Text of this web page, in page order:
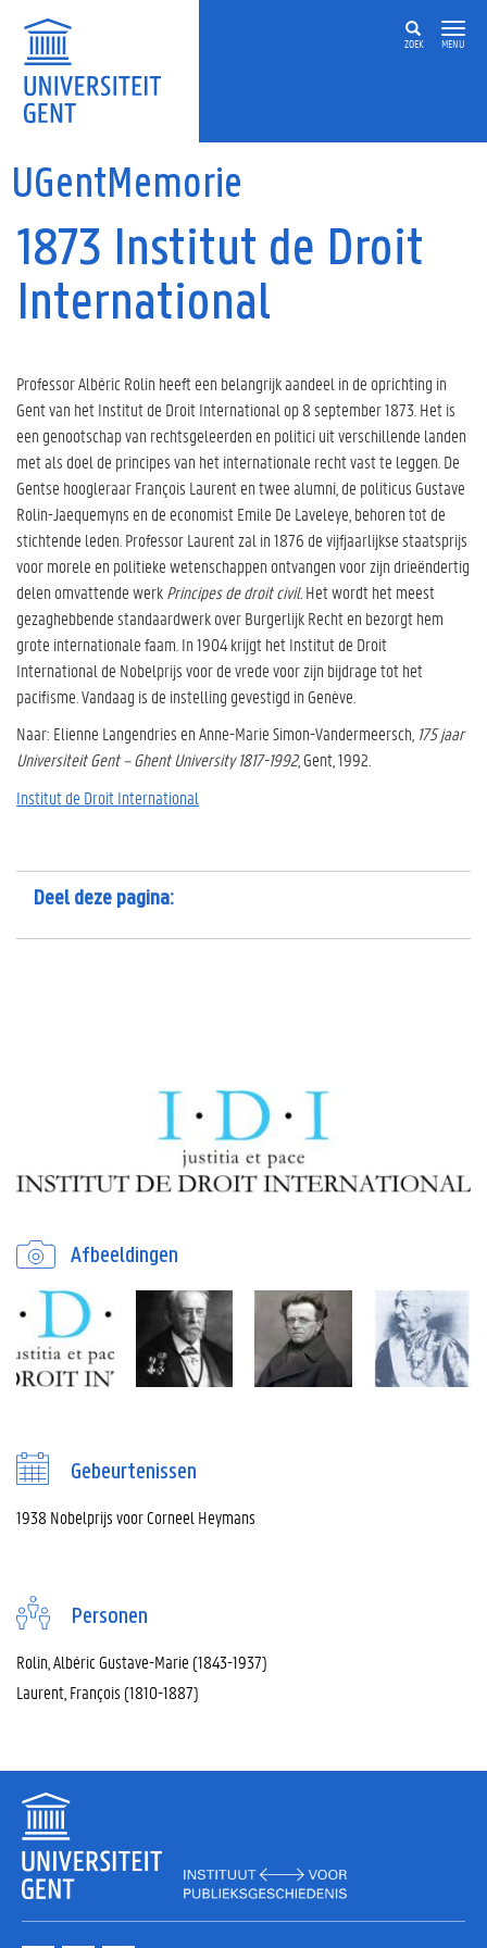
ZOEK MENU
UGentMemorie
1873 Institut de Droit
International
Professor Albéric Rolin heeft een belangrijk aandeel in de oprichting in
Gent van het Institut de Droit International op 8 september 1873. Het is
een genootschap van rechtsgeleerden en politici uit verschillende landen
met als doel de principes van het internationale recht vast te leggen. De
Gentse hoogleraar François Laurent en twee alumni, de politicus Gustave
Rolin-Jaequemyns en de economist Emile De Laveleye, behoren tot de
stichtende leden. Professor Laurent zal in 1876 de vijfjaarlijkse staatsprijs
voor morele en politieke wetenschappen ontvangen voor zijn drieëndertig
delen omvattende werkPrincipes de droit civil. Het wordt het meest
gezaghebbende standaardwerk over Burgerlijk Recht en bezorgt hem
grote internationale faam. In 1904 krijgt het Institut de Droit
International de Nobelprijs voor de vrede voor zijn bijdrage tot het
pacifisme. Vandaag is de instelling gevestigd in Genève.
Naar: Elienne Langendries en Anne-Marie Simon-Vandermeersch, 175 jaar
Universiteit Gent – Ghent University 1817-1992, Gent, 1992.
Institut de Droit International
Deel deze pagina:
Afbeeldingen
Gebeurtenissen
1938 Nobelprijs voor Corneel Heymans
Personen
Rolin, Albéric Gustave-Marie (1843-1937)
Laurent, François (1810-1887)